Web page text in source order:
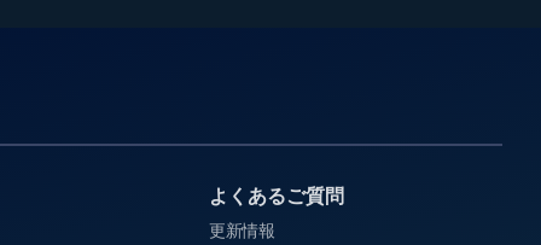
よくあるご質問
更新情報